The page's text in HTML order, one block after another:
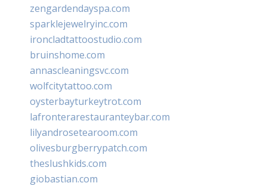
zengardendayspa.com
sparklejewelryinc.com
ironcladtattoostudio.com
bruinshome.com
annascleaningsvc.com
wolfcitytattoo.com
oysterbayturkeytrot.com
lafronterarestauranteybar.com
lilyandrosetearoom.com
olivesburgberrypatch.com
theslushkids.com
giobastian.com